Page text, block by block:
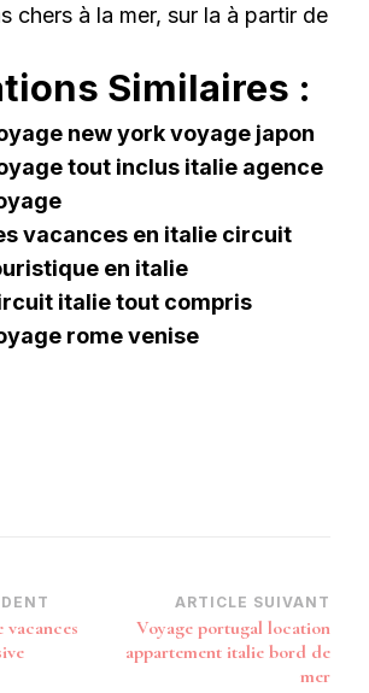
chers à la mer, sur la à partir de
Similaires :
new york voyage japon
tout inclus italie agence
vacances en italie circuit
en italie
italie tout compris
rome venise
vacances
ARTICLE SUIVANT
Voyage portugal location
appartement italie bord de
mer